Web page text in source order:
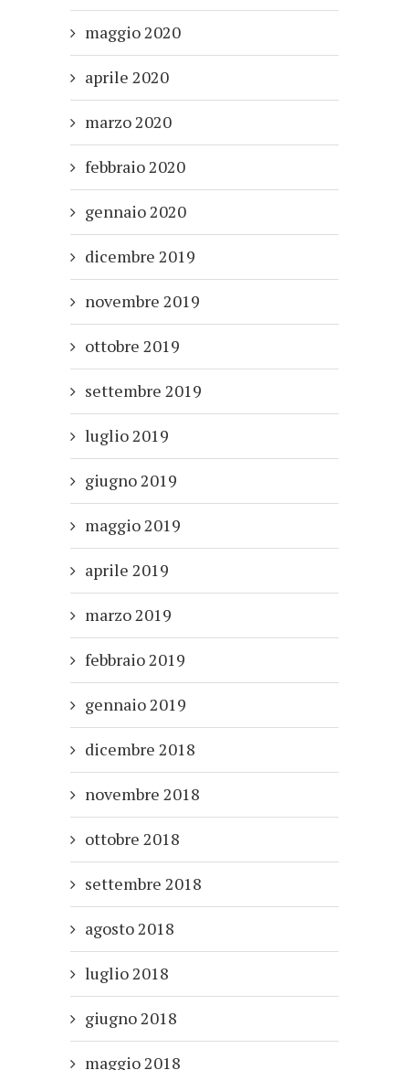
maggio 2020
aprile 2020
marzo 2020
febbraio 2020
gennaio 2020
dicembre 2019
novembre 2019
ottobre 2019
settembre 2019
luglio 2019
giugno 2019
maggio 2019
aprile 2019
marzo 2019
febbraio 2019
gennaio 2019
dicembre 2018
novembre 2018
ottobre 2018
settembre 2018
agosto 2018
luglio 2018
giugno 2018
maggio 2018